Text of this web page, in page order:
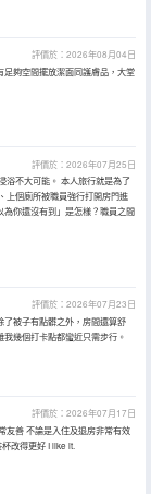
評價於：2026年08月04日
夠空間擺放潔面同護膚品，大堂
評價於：2026年07月25日
浴不大可能。 本人旅行就是為了
個廁所被職員強行打開房門進
你還沒有到」是怎樣？職員之間
評價於：2026年07月23日
了被子有點髒之外，房間還算舒
幾個打卡點都蠻近只需步行。
評價於：2026年07月17日
友善 不論是入住及退房非常有效
改得更好 I like it.